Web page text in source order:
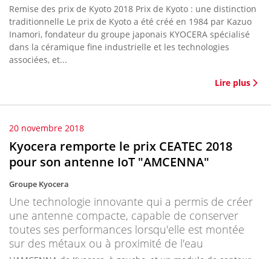
Remise des prix de Kyoto 2018 Prix de Kyoto : une distinction
traditionnelle Le prix de Kyoto a été créé en 1984 par Kazuo
Inamori, fondateur du groupe japonais KYOCERA spécialisé
dans la céramique fine industrielle et les technologies
associées, et...
Lire plus
20 novembre 2018
Kyocera remporte le prix CEATEC 2018
pour son antenne IoT "AMCENNA"
Groupe Kyocera
Une technologie innovante qui a permis de créer
une antenne compacte, capable de conserver
toutes ses performances lorsqu'elle est montée
sur des métaux ou à proximité de l'eau